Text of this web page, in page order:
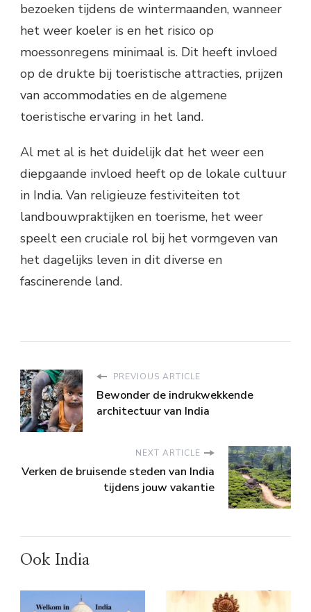
bezoeken tijdens de wintermaanden, wanneer
het weer koeler is en het risico op
moessonregens minimaal is. Dit heeft invloed
op de drukte bij toeristische attracties, prijzen
van accommodaties en de algemene
toeristische ervaring in het land.
Al met al is het duidelijk dat het weer een
diepgaande invloed heeft op de lokale cultuur
in India. Van religieuze festiviteiten tot
landbouwpraktijken en toerisme, het weer
speelt een cruciale rol bij het vormgeven van
het dagelijks leven in dit diverse en
fascinerende land.
PREVIOUS ARTICLE
Bewonder de indrukwekkende
architectuur van India
NEXT ARTICLE
Verken de bruisende steden van India
tijdens jouw vakantie
Ook India